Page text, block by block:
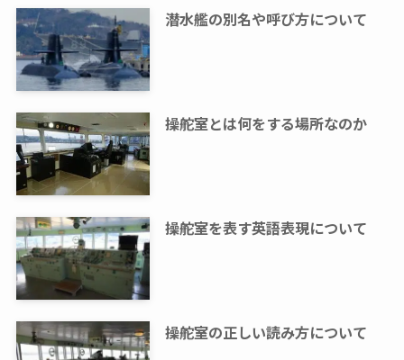
潜水艦の別名や呼び方について
操舵室とは何をする場所なのか
操舵室を表す英語表現について
操舵室の正しい読み方について